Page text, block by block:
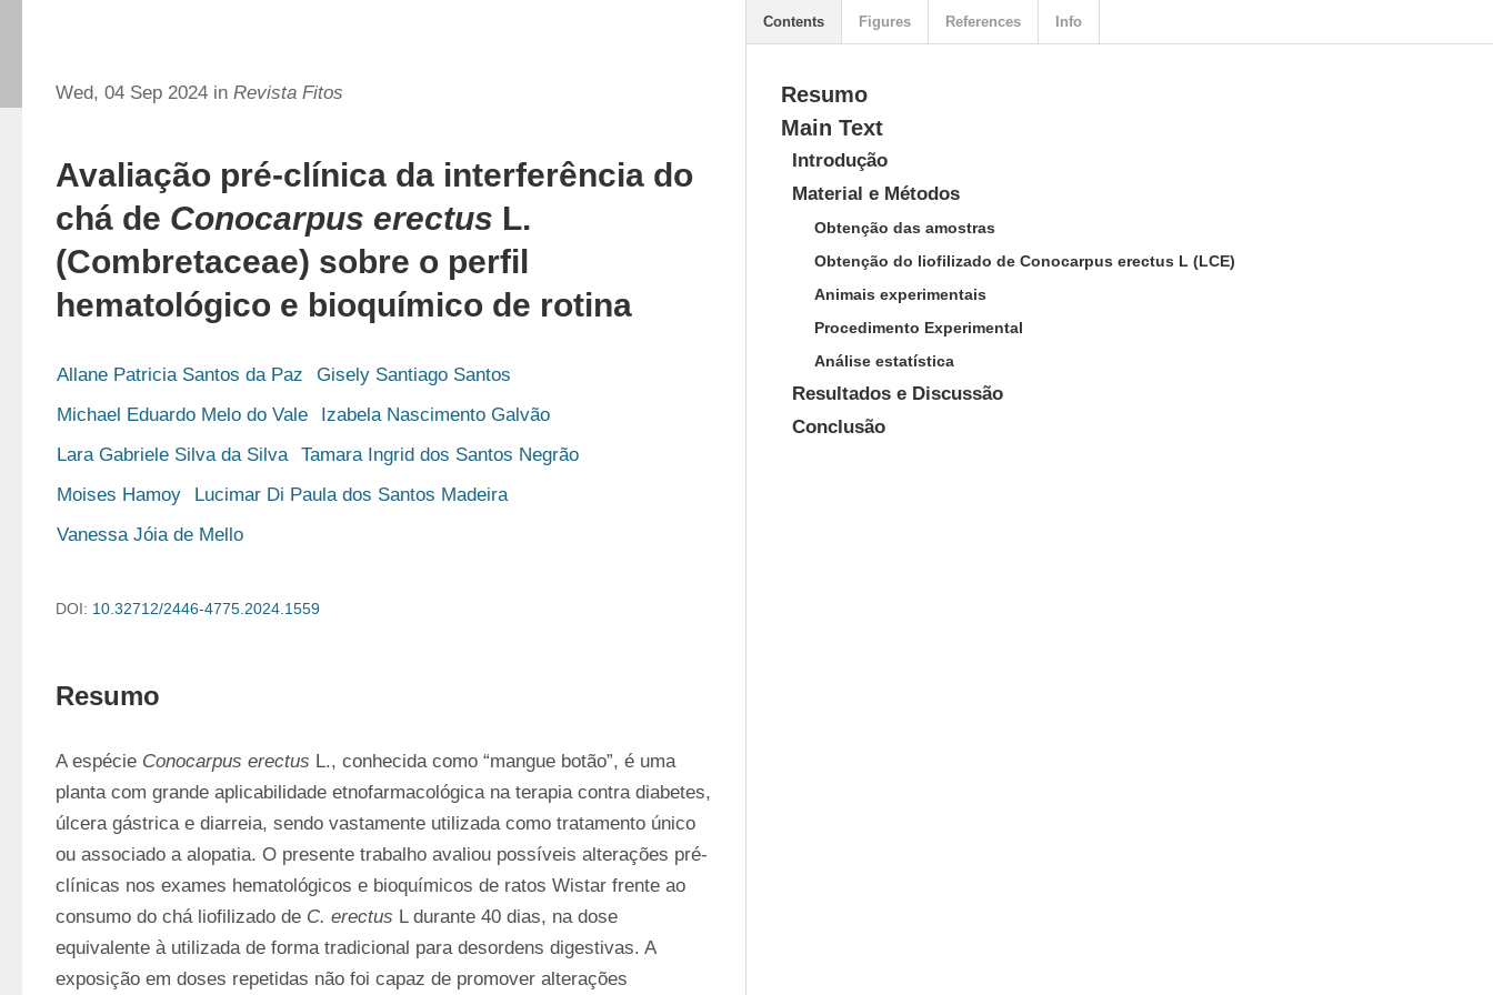
Wed, 04 Sep 2024 in Revista Fitos
Avaliação pré-clínica da interferência do
chá de Conocarpus erectus L.
(Combretaceae) sobre o perfil
hematológico e bioquímico de rotina
Allane Patricia Santos da Paz
Gisely Santiago Santos
Michael Eduardo Melo do Vale
Izabela Nascimento Galvão
Lara Gabriele Silva da Silva
Tamara Ingrid dos Santos Negrão
Moises Hamoy
Lucimar Di Paula dos Santos Madeira
Vanessa Jóia de Mello
DOI: 10.32712/2446-4775.2024.1559
Resumo
A espécie Conocarpus erectus L., conhecida como “mangue botão”, é uma
planta com grande aplicabilidade etnofarmacológica na terapia contra diabetes,
úlcera gástrica e diarreia, sendo vastamente utilizada como tratamento único
ou associado a alopatia. O presente trabalho avaliou possíveis alterações pré-
clínicas nos exames hematológicos e bioquímicos de ratos Wistar frente ao
consumo do chá liofilizado de C. erectus L durante 40 dias, na dose
equivalente à utilizada de forma tradicional para desordens digestivas. A
exposição em doses repetidas não foi capaz de promover alterações
Resumo
Main Text
Introdução
Material e Métodos
Obtenção das amostras
Obtenção do liofilizado de Conocarpus erectus L (LCE)
Animais experimentais
Procedimento Experimental
Análise estatística
Resultados e Discussão
Conclusão
Contents Figures References Info